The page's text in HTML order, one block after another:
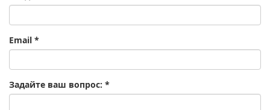
Email *
Задайте ваш вопрос: *